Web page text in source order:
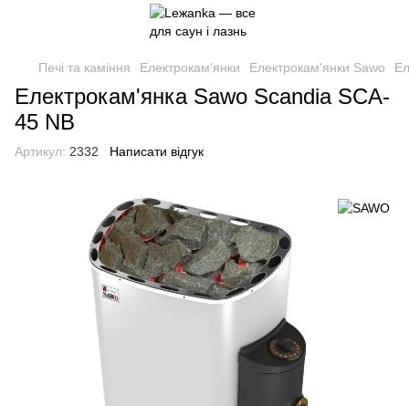
Печі та каміння Електрокам’янки Електрокам'янки Sawo
Електрокам'янка Sawo Scandia SCA-
45 NB
Артикул: 2332 Написати відгук